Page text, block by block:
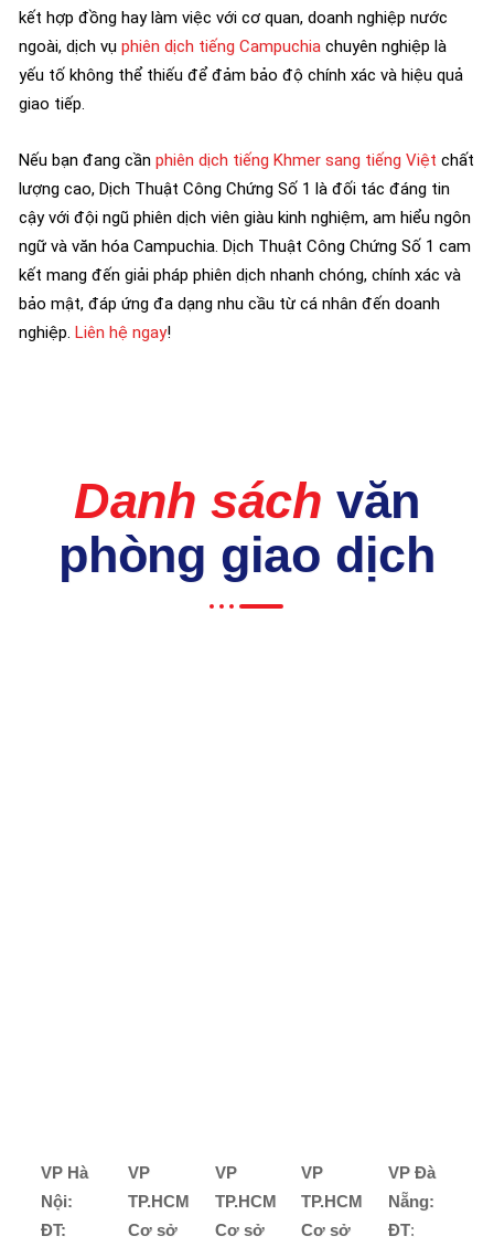
kết hợp đồng hay làm việc với cơ quan, doanh nghiệp nước
ngoài, dịch vụ phiên dịch tiếng Campuchia chuyên nghiệp là
yếu tố không thể thiếu để đảm bảo độ chính xác và hiệu quả
giao tiếp.
Nếu bạn đang cần phiên dịch tiếng Khmer sang tiếng Việt chất
lượng cao, Dịch Thuật Công Chứng Số 1 là đối tác đáng tin
cậy với đội ngũ phiên dịch viên giàu kinh nghiệm, am hiểu ngôn
ngữ và văn hóa Campuchia. Dịch Thuật Công Chứng Số 1 cam
kết mang đến giải pháp phiên dịch nhanh chóng, chính xác và
bảo mật, đáp ứng đa dạng nhu cầu từ cá nhân đến doanh
nghiệp. Liên hệ ngay!
Danh sách văn
phòng giao dịch
VP Hà
Nội:
ĐT:
VP
TP.HCM
Cơ sở
VP
TP.HCM
Cơ sở
VP
TP.HCM
Cơ sở
VP Đà
Nẵng:
ĐT: